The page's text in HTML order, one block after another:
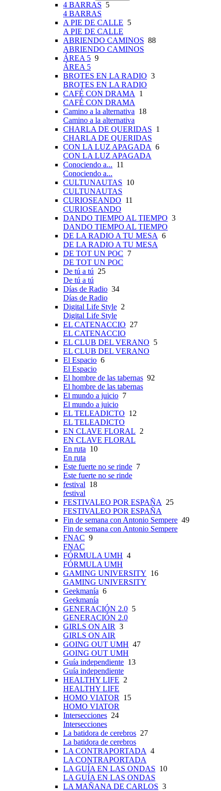
4 BARRAS 5
4 BARRAS
A PIE DE CALLE 5
A PIE DE CALLE
ABRIENDO CAMINOS 88
ABRIENDO CAMINOS
ÁREA 5 9
ÁREA 5
BROTES EN LA RADIO 3
BROTES EN LA RADIO
CAFÉ CON DRAMA
1
CAFÉ CON DRAMA
Camino a la alternativa 18
Camino a la alternativa
CHARLA DE QUERIDAS 1
CHARLA DE QUERIDAS
CON LA LUZ APAGADA 6
CON LA LUZ APAGADA
Conociendo a... 11
Conociendo a...
CULTUNAUTAS 10
CULTUNAUTAS
CURIOSEANDO 11
CURIOSEANDO
DANDO TIEMPO AL TIEMPO 3
DANDO TIEMPO AL TIEMPO
DE LA RADIO A TU MESA 6
DE LA RADIO A TU MESA
DE TOT UN POC 7
DE TOT UN POC
De tú a tú 25
De tú a tú
Días de Radio 34
Días de Radio
Digital Life Style 2
Digital Life Style
EL CATENACCIO 27
EL CATENACCIO
EL CLUB DEL VERANO 5
EL CLUB DEL VERANO
El Espacio 6
El Espacio
El hombre de las tabernas 92
El hombre de las tabernas
El mundo a juicio 7
El mundo a juicio
EL TELEADICTO 12
EL TELEADICTO
EN CLAVE FLORAL 2
EN CLAVE FLORAL
En ruta 10
En ruta
Este fuerte no se rinde 7
Este fuerte no se rinde
festival 18
festival
FESTIVALEO POR ESPAÑA
25
FESTIVALEO POR ESPAÑA
Fin de semana con Antonio Sempere 49
Fin de semana con Antonio Sempere
FNAC 9
FNAC
FÓRMULA UMH 4
FÓRMULA UMH
GAMING UNIVERSITY 16
GAMING UNIVERSITY
Geekmanía 6
Geekmanía
GENERACIÓN 2.0 5
GENERACIÓN 2.0
GIRLS ON AIR 3
GIRLS ON AIR
GOING OUT UMH 47
GOING OUT UMH
Guía independiente 13
Guía independiente
HEALTHY LIFE 2
HEALTHY LIFE
HOMO VIATOR
15
HOMO VIATOR
Intersecciones 24
Intersecciones
La batidora de cerebros 27
La batidora de cerebros
LA CONTRAPORTADA 4
LA CONTRAPORTADA
LA GUÍA EN LAS ONDAS 10
LA GUÍA EN LAS ONDAS
LA MAÑANA DE CARLOS 3